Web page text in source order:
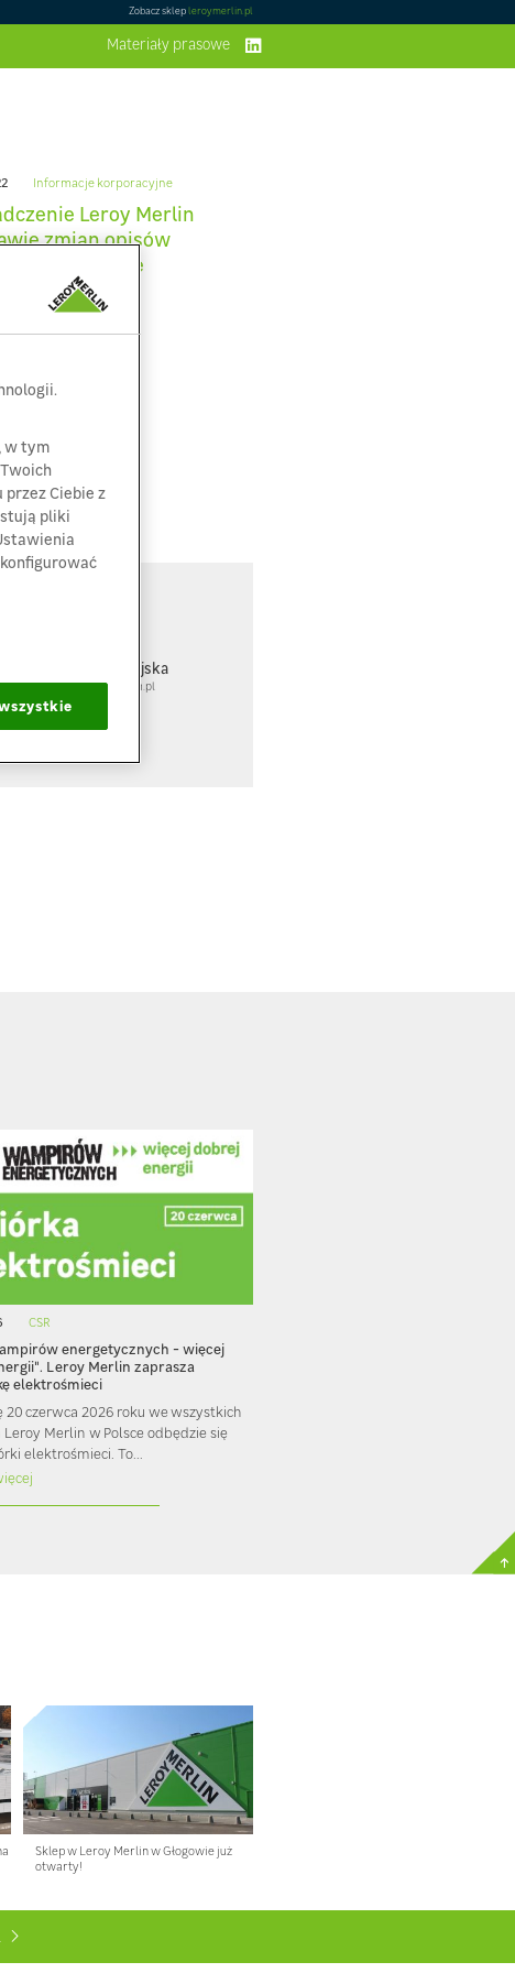
Zobacz sklepleroymerlin.pl
Materiały prasowe
Informacje korporacyjne
Leroy Merlin
zmian opisów
na stronie
Magdalena Kołodziejska
mkolodziejska@leroymerlin.pl
CSR
energetycznych - więcej
Leroy Merlin zaprasza
elektrośmieci
20 czerwca 2026 roku we wszystkich
Merlin w Polsce odbędzie się
elektrośmieci. To...
Sklep w Leroy Merlin w Głogowie już
otwarty!
w tym
Ciebie z
pliki